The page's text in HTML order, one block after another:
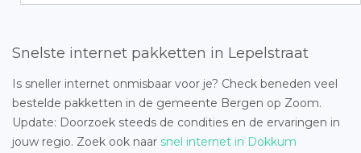
Snelste internet pakketten in Lepelstraat
Is sneller internet onmisbaar voor je? Check beneden veel
bestelde pakketten in de gemeente Bergen op Zoom.
Update: Doorzoek steeds de condities en de ervaringen in
jouw regio. Zoek ook naar snel internet in Dokkum